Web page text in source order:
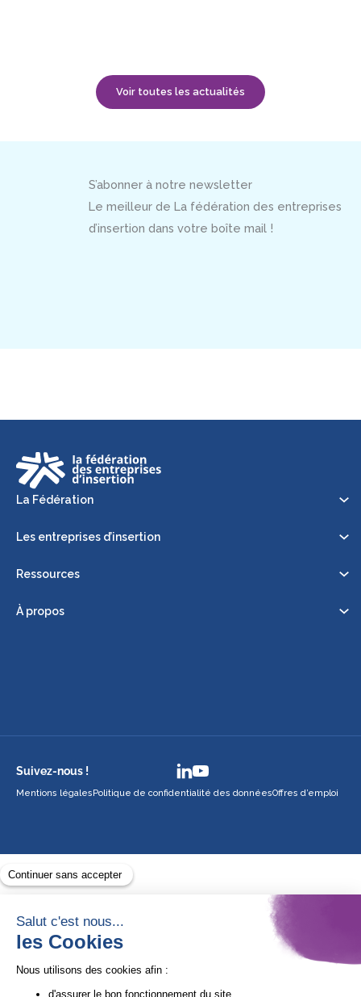
Voir toutes les actualités
S’abonner à notre newsletter
Le meilleur de La fédération des entreprises
d’insertion dans votre boîte mail !
La Fédération
Les entreprises d’insertion
Ressources
À propos
Suivez-nous !
Mentions légalesPolitique de confidentialité des donnéesOffres d’emploi